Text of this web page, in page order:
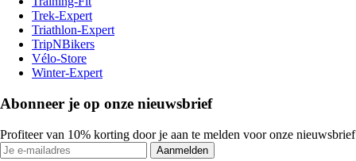
Trek-Expert
Triathlon-Expert
TripNBikers
Vélo-Store
Winter-Expert
Abonneer je op onze nieuwsbrief
Profiteer van 10% korting door je aan te melden voor onze nieuwsbrief
Aanmelden